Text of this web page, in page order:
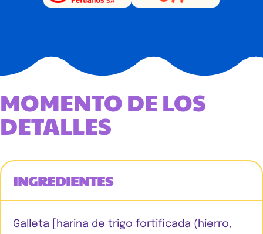
MOMENTO DE LOS
DETALLES
INGREDIENTES
Galleta [harina de trigo fortificada (hierro,